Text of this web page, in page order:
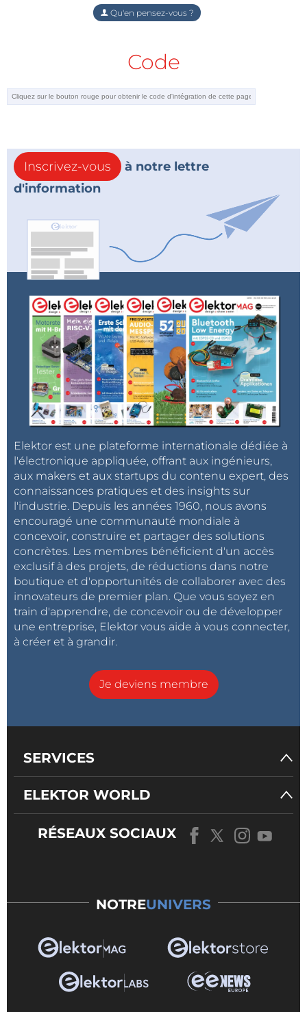
Qu'en pensez-vous ?
Code
Inscrivez-vous
à notre lettre
d'information
Elektor est une plateforme internationale dédiée à
l'électronique appliquée, offrant aux ingénieurs,
aux makers et aux startups du contenu expert, des
connaissances pratiques et des insights sur
l'industrie. Depuis les années 1960, nous avons
encouragé une communauté mondiale à
concevoir, construire et partager des solutions
concrètes. Les membres bénéficient d'un accès
exclusif à des projets, de réductions dans notre
boutique et d'opportunités de collaborer avec des
innovateurs de premier plan. Que vous soyez en
train d'apprendre, de concevoir ou de développer
une entreprise, Elektor vous aide à vous connecter,
à créer et à grandir.
Je deviens membre
SERVICES
ELEKTOR WORLD
RÉSEAUX SOCIAUX
NOTREUNIVERS